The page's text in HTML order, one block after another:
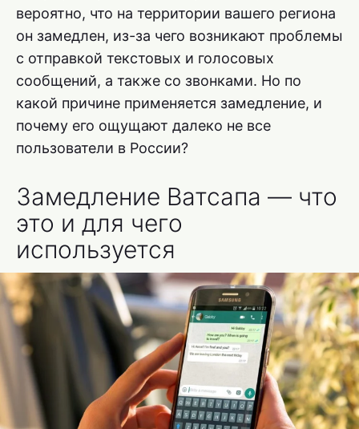
вероятно, что на территории вашего региона
он замедлен, из-за чего возникают проблемы
с отправкой текстовых и голосовых
сообщений, а также со звонками. Но по
какой причине применяется замедление, и
почему его ощущают далеко не все
пользователи в России?
Замедление Ватсапа — что
это и для чего
используется